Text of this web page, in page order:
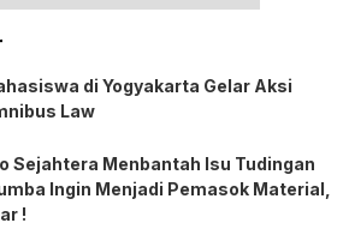
di Yogyakarta Gelar Aksi
Law
Sejahtera Menbantah Isu Tudingan
Ingin Menjadi Pemasok Material,
!